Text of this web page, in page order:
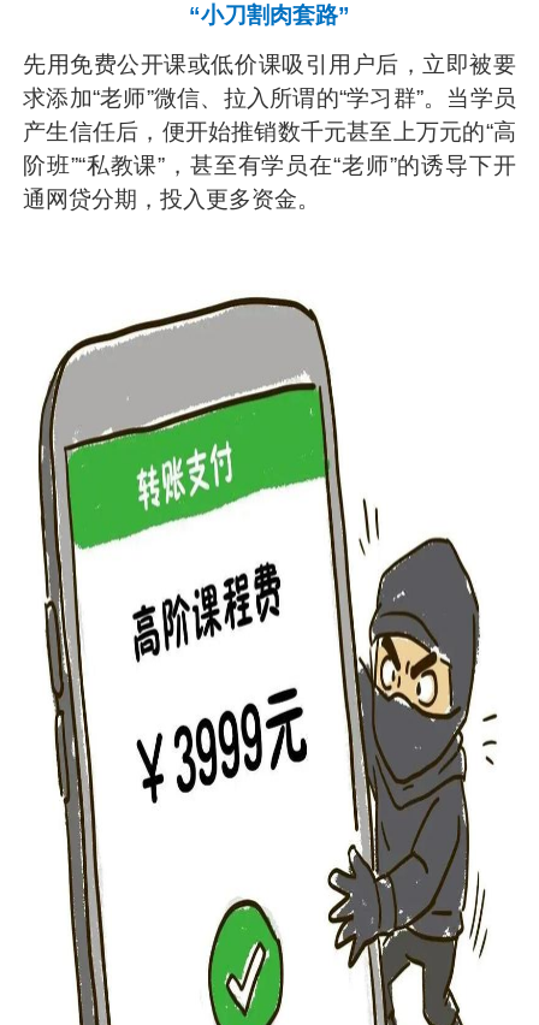
“小刀割肉套路”
先用免费公开课或低价课吸引用户后，立即被要
求添加“老师”微信、拉入所谓的“学习群”。当学员
产生信任后，便开始推销数千元甚至上万元的“高
阶班”“私教课”，甚至有学员在“老师”的诱导下开
通网贷分期，投入更多资金。